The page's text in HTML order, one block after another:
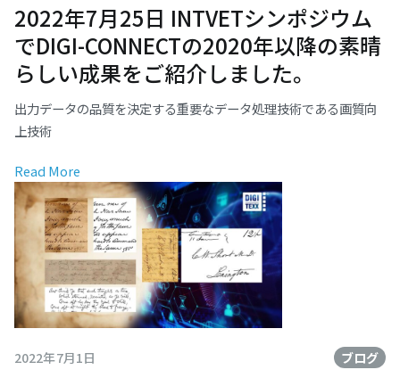
2022年7月25日 INTVETシンポジウム
でDIGI-CONNECTの2020年以降の素晴
らしい成果をご紹介しました。
出力データの品質を決定する重要なデータ処理技術である画質向
上技術
Read More
2022年7月1日 ブログ